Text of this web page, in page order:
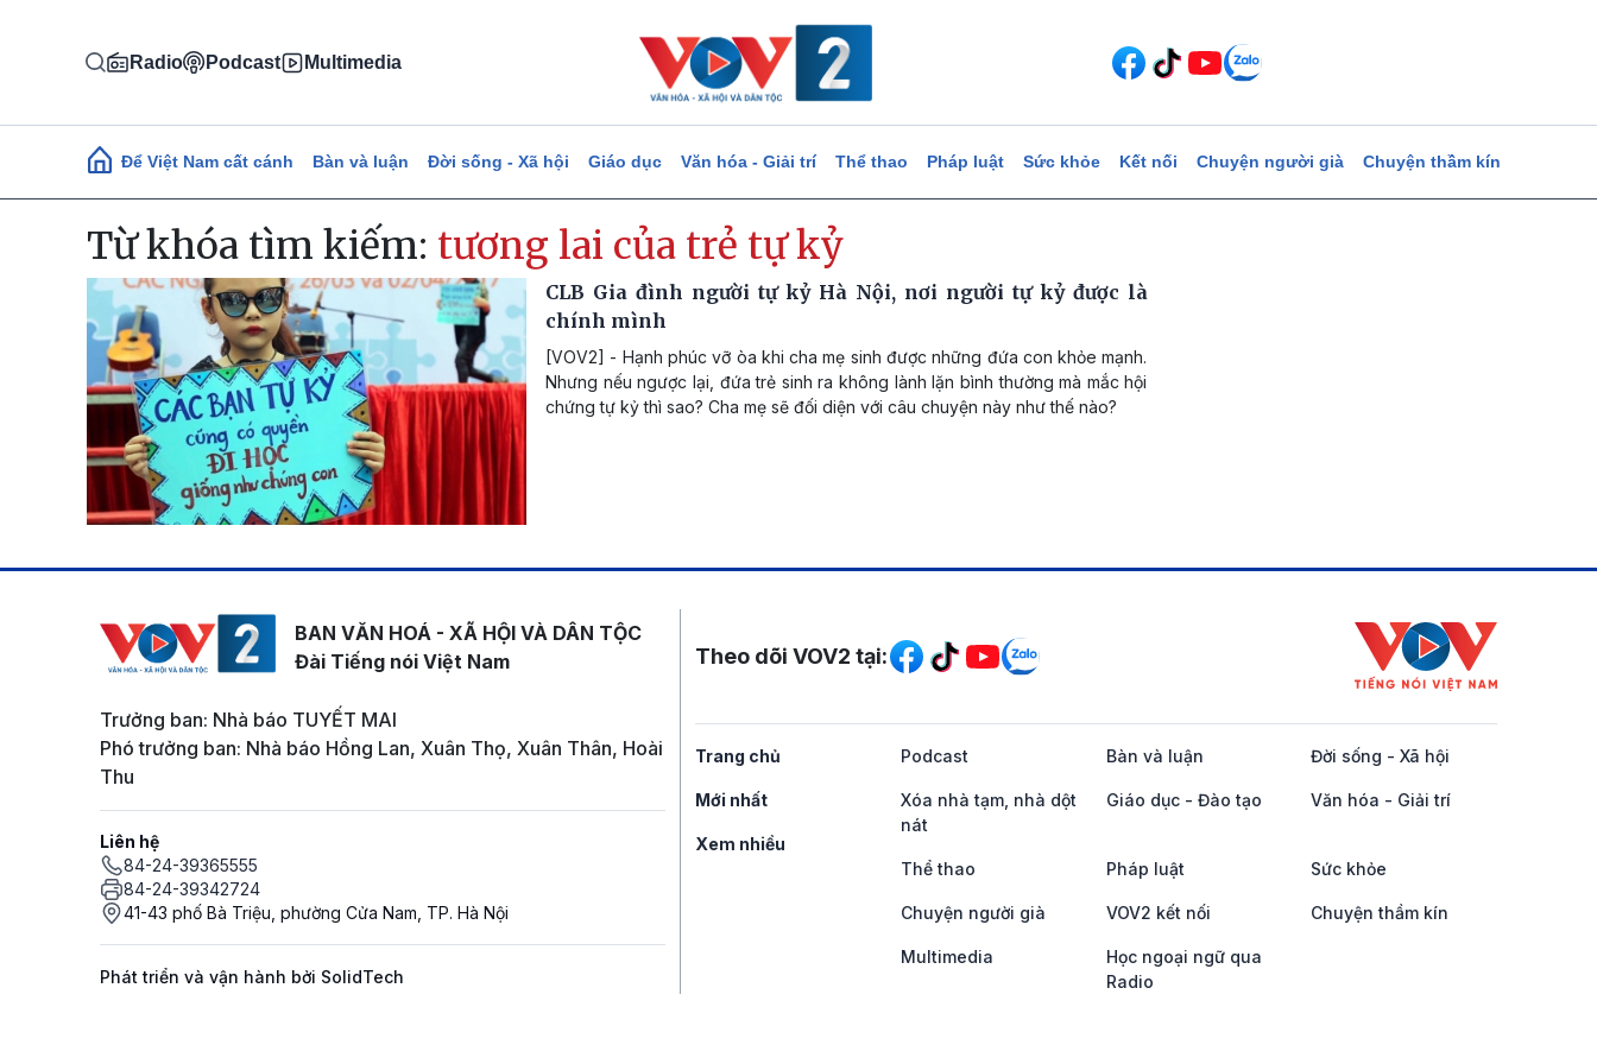
Radio Podcast Multimedia
Main navigation
Để Việt Nam cất cánh Bàn và luận Đời sống - Xã hội Giáo dục Văn hóa - Giải trí Thể thao Pháp luật Sức khỏe Kết nối Chuyện người già Chuyện thầm kín
Từ khóa tìm kiếm: tương lai của trẻ tự kỷ
CLB Gia đình người tự kỷ Hà Nội, nơi người tự kỷ được là
chính mình
[VOV2] - Hạnh phúc vỡ òa khi cha mẹ sinh được những đứa con khỏe mạnh.
Nhưng nếu ngược lại, đứa trẻ sinh ra không lành lặn bình thường mà mắc hội
chứng tự kỷ thì sao? Cha mẹ sẽ đối diện với câu chuyện này như thế nào?
BAN VĂN HOÁ - XÃ HỘI VÀ DÂN TỘC
Đài Tiếng nói Việt Nam
Trưởng ban: Nhà báo TUYẾT MAI
Phó trưởng ban: Nhà báo Hồng Lan, Xuân Thọ, Xuân Thân, Hoài
Thu
Liên hệ
84-24-39365555
84-24-39342724
41-43 phố Bà Triệu, phường Cửa Nam, TP. Hà Nội
Phát triển và vận hành bởi SolidTech
Mạng xã hội
Theo dõi VOV2 tại:
Trang chủ
Mới nhất
Xem nhiều
Podcast Bàn và luận Đời sống - Xã hội
Xóa nhà tạm, nhà dột
nát
Giáo dục - Đào tạo Văn hóa - Giải trí
Thể thao Pháp luật Sức khỏe
Chuyện người già VOV2 kết nối Chuyện thầm kín
Multimedia
Học ngoại ngữ qua
Radio